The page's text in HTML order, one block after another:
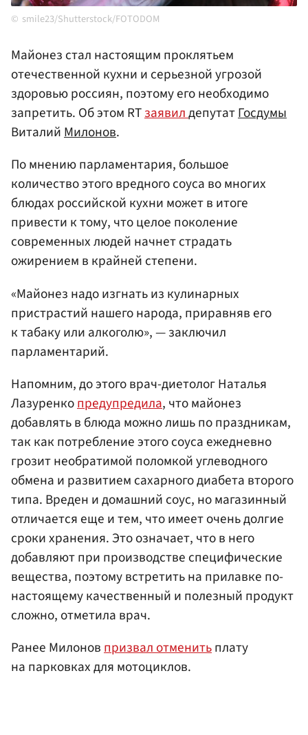
smile23/Shutterstock/FOTODOM
Майонез стал настоящим проклятьем
отечественной кухни и серьезной угрозой
здоровью россиян, поэтому его необходимо
запретить. Об этом RTзаявилдепутатГосдумы
ВиталийМилонов.
По мнению парламентария, большое
количество этого вредного соуса во многих
блюдах российской кухни может в итоге
привести к тому, что целое поколение
современных людей начнет страдать
ожирением в крайней степени.
«Майонез надо изгнать из кулинарных
пристрастий нашего народа, приравняв его
к табаку или алкоголю», — заключил
парламентарий.
Напомним, до этого врач-диетолог Наталья
Лазуренкопредупредила, что майонез
добавлять в блюда можно лишь по праздникам,
так как потребление этого соуса ежедневно
грозит необратимой поломкой углеводного
обмена и развитием сахарного диабета второго
типа. Вреден и домашний соус, но магазинный
отличается еще и тем, что имеет очень долгие
сроки хранения. Это означает, что в него
добавляют при производстве специфические
вещества, поэтому встретить на прилавке по-
настоящему качественный и полезный продукт
сложно, отметила врач.
Ранее Милоновпризвал отменитьплату
на парковках для мотоциклов.